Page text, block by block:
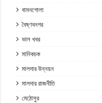
বামনগোলা
বৈষ্ণবনগর
ভাল খবর
মানিকচক
মালদার উন্নয়ন
মালদার রাজনীতি
মেঠোসুর